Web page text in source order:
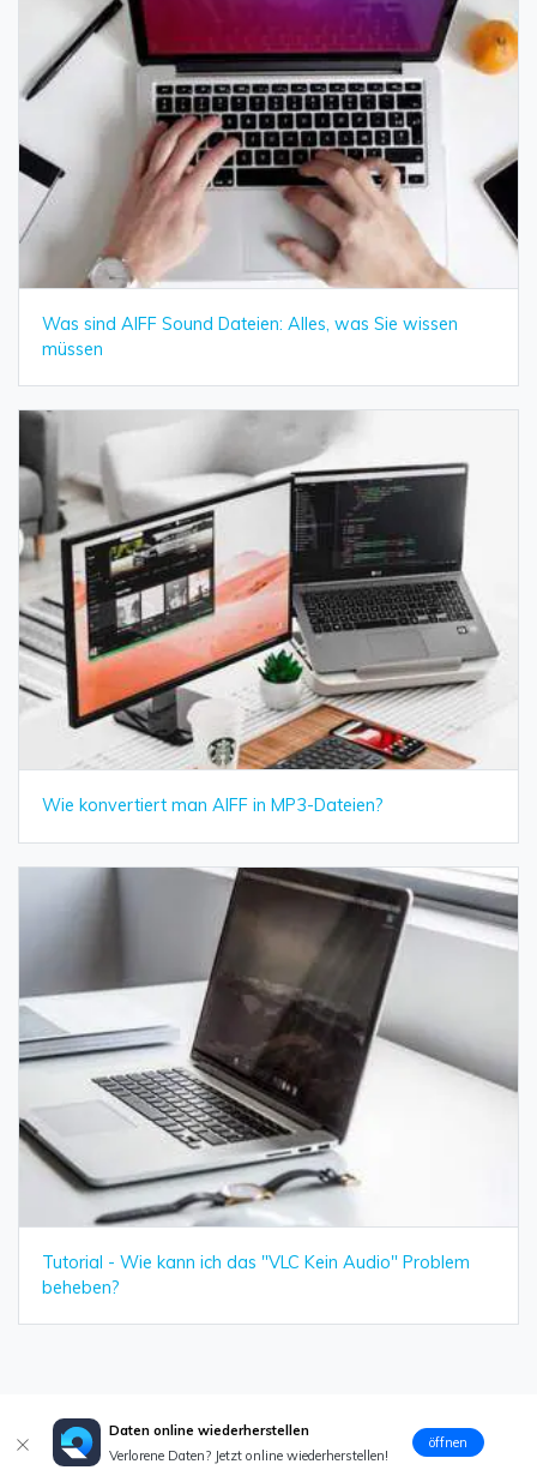
Was sind AIFF Sound Dateien: Alles, was Sie wissen
müssen
Wie konvertiert man AIFF in MP3-Dateien?
Tutorial - Wie kann ich das "VLC Kein Audio" Problem
beheben?
Daten online wiederherstellen
Verlorene Daten? Jetzt online wiederherstellen!
öffnen